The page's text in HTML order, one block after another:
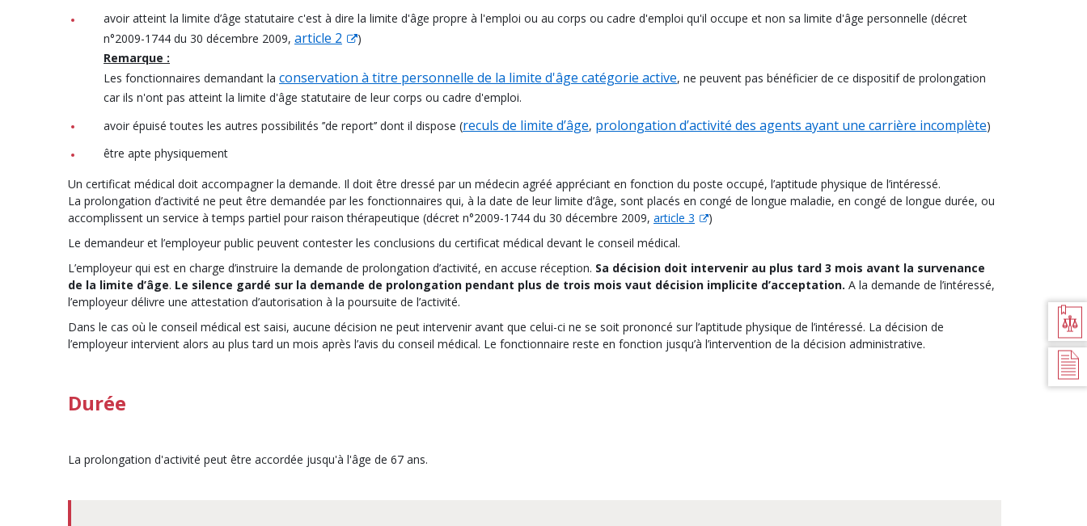
avoir atteint la limite d’âge statutaire c'est à dire la limite d'âge propre à l'emploi ou au corps ou cadre d'emploi qu'il occupe et non sa limite d'âge personnelle (décret
n°2009-1744 du 30 décembre 2009, article 2
)
Remarque :
Les fonctionnaires demandant la conservation à titre personnelle de la limite d'âge catégorie active, ne peuvent pas bénéficier de ce dispositif de prolongation
car ils n'ont pas atteint la limite d'âge statutaire de leur corps ou cadre d'emploi.
avoir épuisé toutes les autres possibilités ’’de report’’ dont il dispose (reculs de limite d’âge, prolongation d’activité des agents ayant une carrière incomplète)
être apte physiquement
Un certificat médical doit accompagner la demande. Il doit être dressé par un médecin agréé appréciant en fonction du poste occupé, l’aptitude physique de l’intéressé.
La prolongation d’activité ne peut être demandée par les fonctionnaires qui, à la date de leur limite d’âge, sont placés en congé de longue maladie, en congé de longue durée, ou
accomplissent un service à temps partiel pour raison thérapeutique (décret n°2009-1744 du 30 décembre 2009, article 3
)
Le demandeur et l’employeur public peuvent contester les conclusions du certificat médical devant le conseil médical.
L’employeur qui est en charge d’instruire la demande de prolongation d’activité, en accuse réception. Sa décision doit intervenir au plus tard 3 mois avant la survenance
de la limite d’âge. Le silence gardé sur la demande de prolongation pendant plus de trois mois vaut décision implicite d’acceptation. A la demande de l’intéressé,
l’employeur délivre une attestation d’autorisation à la poursuite de l’activité.
Dans le cas où le conseil médical est saisi, aucune décision ne peut intervenir avant que celui-ci ne se soit prononcé sur l’aptitude physique de l’intéressé. La décision de
l’employeur intervient alors au plus tard un mois après l’avis du conseil médical. Le fonctionnaire reste en fonction jusqu’à l’intervention de la décision administrative.
Durée
La prolongation d'activité peut être accordée jusqu'à l'âge de 67 ans.